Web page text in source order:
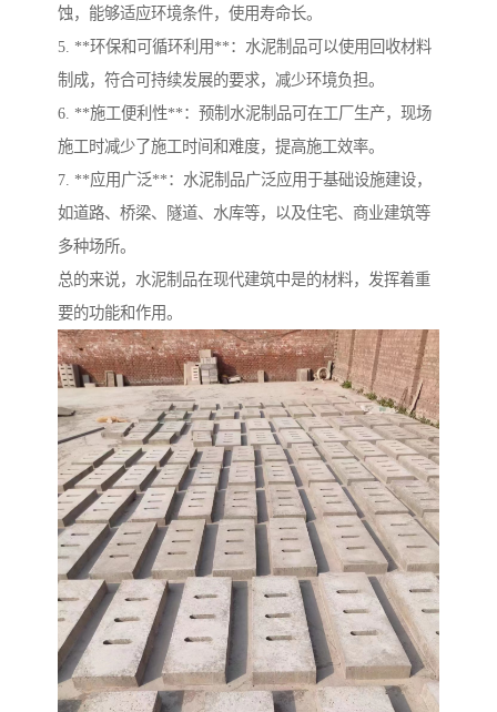
蚀，能够适应环境条件，使用寿命长。
5. **环保和可循环利用**：水泥制品可以使用回收材料
制成，符合可持续发展的要求，减少环境负担。
6. **施工便利性**：预制水泥制品可在工厂生产，现场
施工时减少了施工时间和难度，提高施工效率。
7. **应用广泛**：水泥制品广泛应用于基础设施建设，
如道路、桥梁、隧道、水库等，以及住宅、商业建筑等
多种场所。
总的来说，水泥制品在现代建筑中是的材料，发挥着重
要的功能和作用。